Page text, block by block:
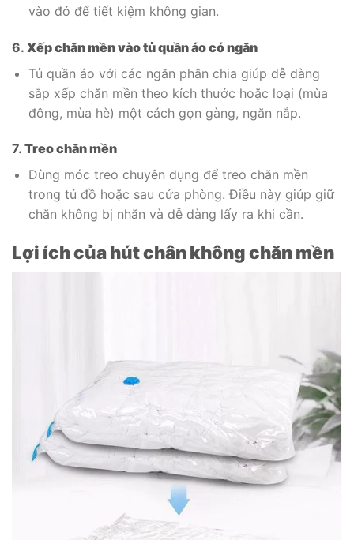
vào đó để tiết kiệm không gian.
6. Xếp chăn mền vào tủ quần áo có ngăn
Tủ quần áo với các ngăn phân chia giúp dễ dàng
sắp xếp chăn mền theo kích thước hoặc loại (mùa
đông, mùa hè) một cách gọn gàng, ngăn nắp.
7. Treo chăn mền
Dùng móc treo chuyên dụng để treo chăn mền
trong tủ đồ hoặc sau cửa phòng. Điều này giúp giữ
chăn không bị nhăn và dễ dàng lấy ra khi cần.
Lợi ích của hút chân không chăn mền